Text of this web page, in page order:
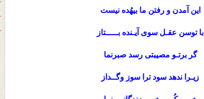
این آمدن و رفتن ما بیهُده نیست
با توسن عقـل سوی آیـنده بـــــتاز
گر برتـو مصیبتی رسد صبرنما
زیـرا ندهد سود ترا سوز وگــداز